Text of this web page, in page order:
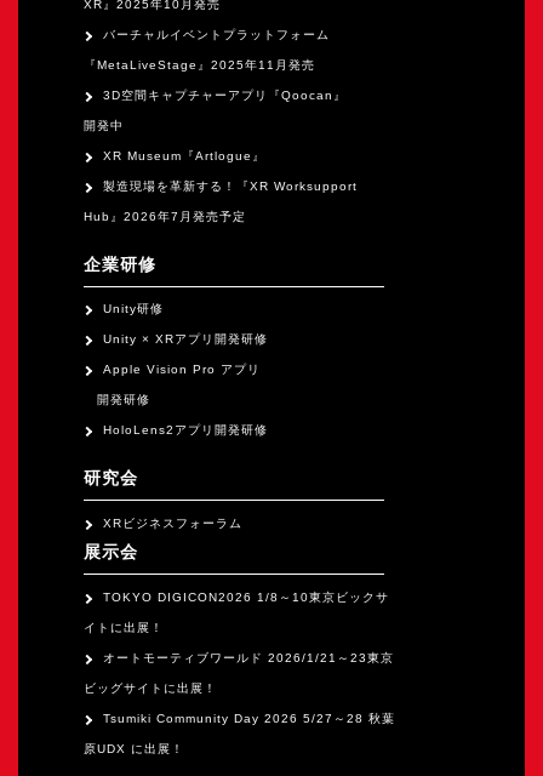
XR』2025年10月発売
バーチャルイベントプラットフォーム
『MetaLiveStage』2025年11月発売
3D空間キャプチャーアプリ『Qoocan』
開発中
XR Museum『Artlogue』
製造現場を革新する！『XR Worksupport
Hub』2026年7月発売予定
企業研修
Unity研修
Unity × XRアプリ開発研修
Apple Vision Pro アプリ
開発研修
HoloLens2アプリ開発研修
研究会
XRビジネスフォーラム
展示会
TOKYO DIGICON2026 1/8～10東京ビックサ
イトに出展！
オートモーティブワールド 2026/1/21～23東京
ビッグサイトに出展！
Tsumiki Community Day 2026 5/27～28 秋葉
原UDX に出展！